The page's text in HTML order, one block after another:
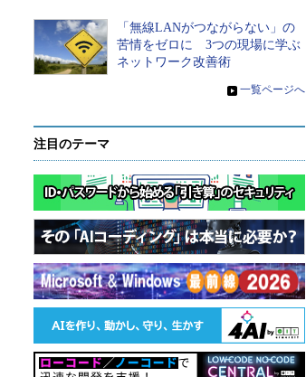
「無線LANがつながらない」の
苦情をゼロに 3つの現場に学ぶ
ネットワーク改善術
» 一覧ページへ
注目のテーマ